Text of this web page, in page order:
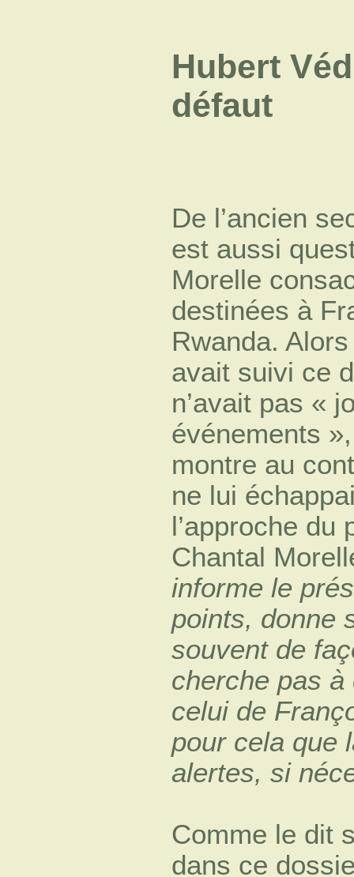
Hubert
défaut
De l’ancien
est aussi
Morelle
destinées à
Rwanda.
avait suivi ce
n’avait pas «
événements
montre au
ne lui
l’approche du
Chantal
informe le
points, donne
souvent de
cherche pas
celui de
pour cela que
alertes, si
Comme le dit
dans ce